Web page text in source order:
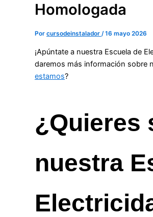
Homologada
Por cursodeinstalador /16 mayo 2026
¡Apúntate a nuestra Escuela de
daremos más información sobre
estamos?
¿Quieres
nuestra